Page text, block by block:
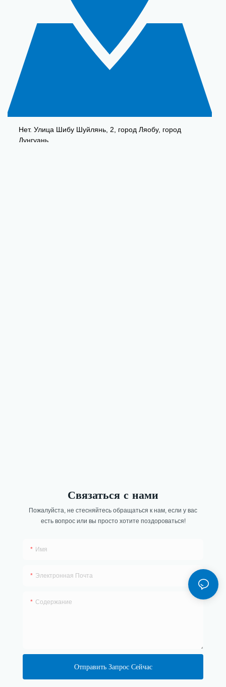
Нет. Улица Шибу Шуйлянь, 2, город Ляобу, город
Дунгуань
Связаться с нами
Пожалуйста, не стесняйтесь обращаться к нам, если у вас
есть вопрос или вы просто хотите поздороваться!
Имя
Электронная Почта
Содержание
Отправить Запрос Сейчас